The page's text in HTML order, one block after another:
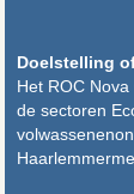
Doelstelling
Het ROC
de sectoren